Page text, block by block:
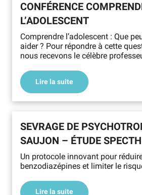
CONFÉRENCE
L’ADOLESCENT
Comprendre l’adolescent : Que
aider ? Pour répondre à cette
nous recevons le célèbre
Lire la suite
SEVRAGE DE
SAUJON – ÉTUDE SPECTH
Un protocole innovant pour
benzodiazépines et limiter le
Lire la suite